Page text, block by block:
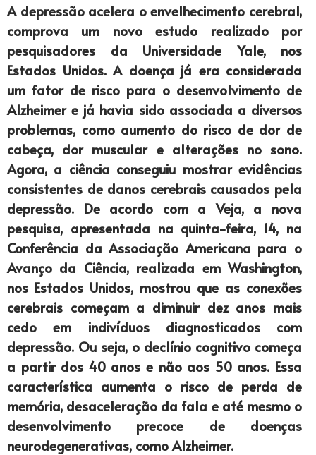
A depressão acelera o envelhecimento cerebral,
comprova um novo estudo realizado por
pesquisadores da Universidade Yale, nos
Estados Unidos. A doença já era considerada
um fator de risco para o desenvolvimento de
Alzheimer e já havia sido associada a diversos
problemas, como aumento do risco de dor de
cabeça, dor muscular e alterações no sono.
Agora, a ciência conseguiu mostrar evidências
consistentes de danos cerebrais causados pela
depressão. De acordo com a Veja, a nova
pesquisa, apresentada na quinta-feira, 14, na
Conferência da Associação Americana para o
Avanço da Ciência, realizada em Washington,
nos Estados Unidos, mostrou que as conexões
cerebrais começam a diminuir dez anos mais
cedo em indivíduos diagnosticados com
depressão. Ou seja, o declínio cognitivo começa
a partir dos 40 anos e não aos 50 anos. Essa
característica aumenta o risco de perda de
memória, desaceleração da fala e até mesmo o
desenvolvimento precoce de doenças
neurodegenerativas, como Alzheimer.